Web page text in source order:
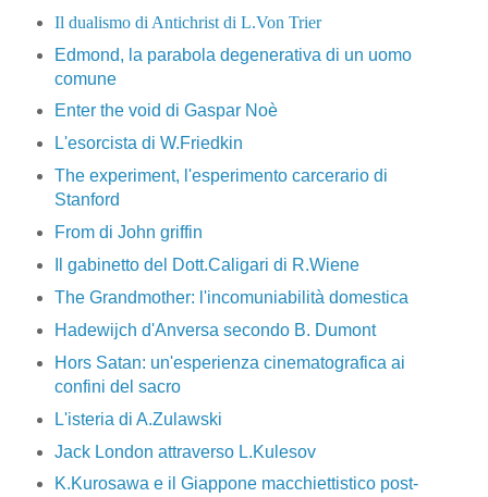
Il dualismo di Antichrist di L.Von Trier
Edmond, la parabola degenerativa di un uomo
comune
Enter the void di Gaspar Noè
L'esorcista di W.Friedkin
The experiment, l'esperimento carcerario di
Stanford
From di John griffin
Il gabinetto del Dott.Caligari di R.Wiene
The Grandmother: l'incomuniabilità domestica
Hadewijch d'Anversa secondo B. Dumont
Hors Satan: un'esperienza cinematografica ai
confini del sacro
L'isteria di A.Zulawski
Jack London attraverso L.Kulesov
K.Kurosawa e il Giappone macchiettistico post-